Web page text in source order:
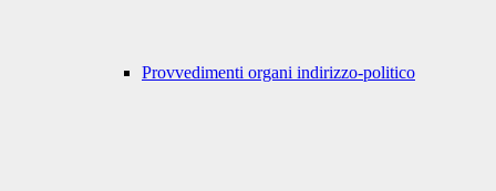
Provvedimenti organi indirizzo-politico